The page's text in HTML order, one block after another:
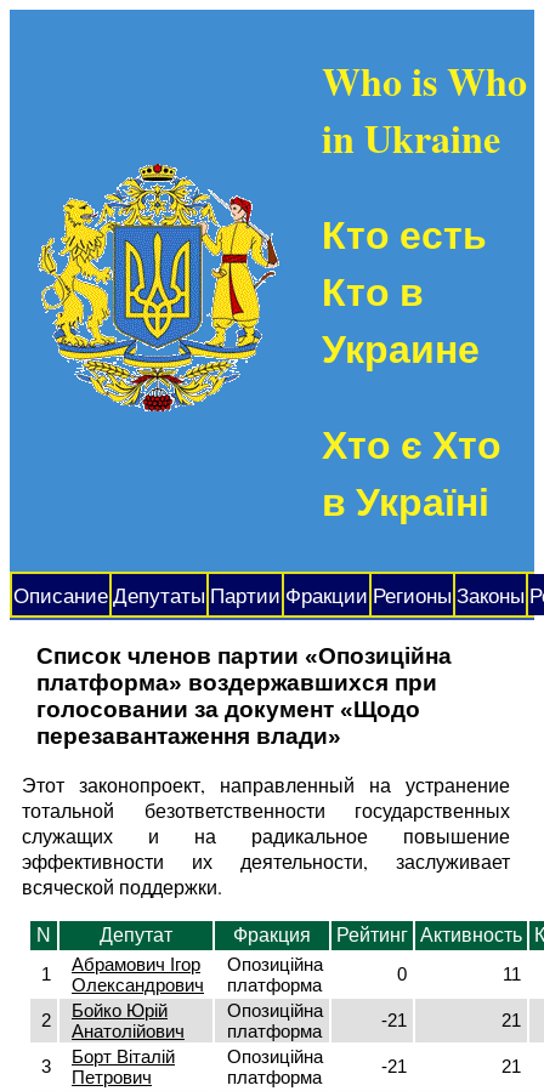
Who is Who
in Ukraine
Кто есть
Кто в
Украине
Хто є Хто
в Україні
Описание Депутаты Партии Фракции Регионы Законы
Список членов партии «Опозиційна
платформа» воздержавшихся при
голосовании за документ «Щодо
перезавантаження влади»
Этот законопроект, направленный на устранение
тотальной безответственности государственных
служащих и на радикальное повышение
эффективности их деятельности, заслуживает
всяческой поддержки.
N Депутат Фракция Рейтинг Активность
1
Абрамович Ігор
Олександрович
Опозиційна
платформа
0 11
2
Бойко Юрій
Анатолійович
Опозиційна
платформа
-21 21
3
Борт Віталій
Петрович
Опозиційна
платформа
-21 21